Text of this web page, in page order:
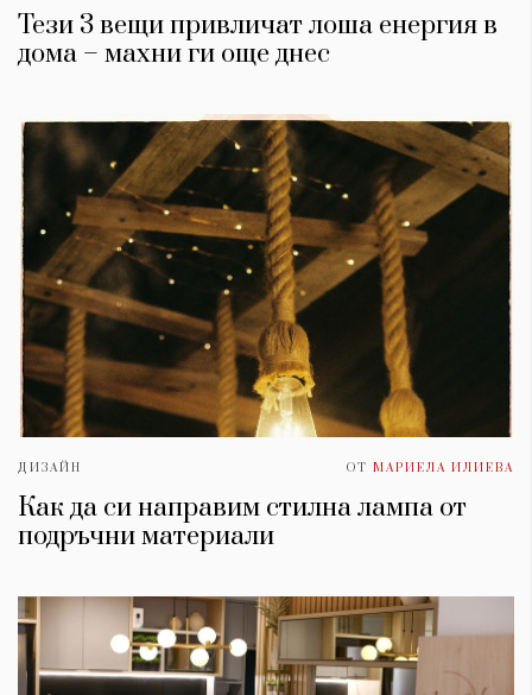
Тези 3 вещи привличат лоша енергия в
дома – махни ги още днес
ДИЗАЙН ОТ МАРИЕЛА ИЛИЕВА
Как да си направим стилна лампа от
подръчни материали